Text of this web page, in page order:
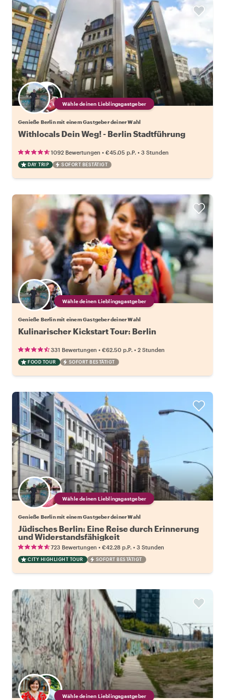
Wähle deinen Lieblingsgastgeber
Genieße Berlin mit einem Gastgeber deiner Wahl
Withlocals Dein Weg! - Berlin Stadtführung
1092 Bewertungen • €45.05 p.P. • 3 Stunden
DAY TRIP SOFORT BESTÄTIGT
Wähle deinen Lieblingsgastgeber
Genieße Berlin mit einem Gastgeber deiner Wahl
Kulinarischer Kickstart Tour: Berlin
331 Bewertungen • €62.50 p.P. • 2 Stunden
FOOD TOUR SOFORT BESTÄTIGT
Wähle deinen Lieblingsgastgeber
Genieße Berlin mit einem Gastgeber deiner Wahl
Jüdisches Berlin: Eine Reise durch Erinnerung
und Widerstandsfähigkeit
723 Bewertungen • €42.28 p.P. • 3 Stunden
CITY HIGHLIGHT TOUR SOFORT BESTÄTIGT
Wähle deinen Lieblingsgastgeber